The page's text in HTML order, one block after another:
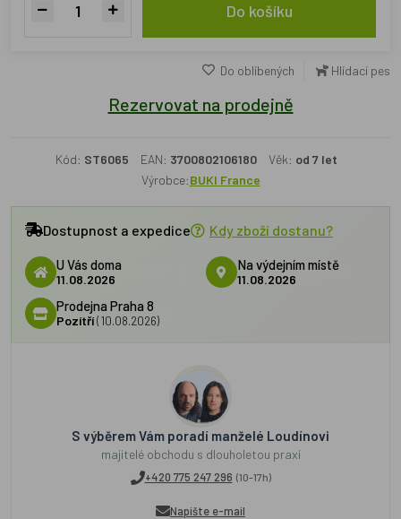
Do košíku
Do oblíbených Hlídací pes
Rezervovat na prodejně
Kód: ST6065 EAN: 3700802106180 Věk: od 7 let
Výrobce:BUKI France
Dostupnost a expedice Kdy zboží dostanu?
U Vás doma
11.08.2026
Na výdejním místě
11.08.2026
Prodejna Praha 8
Pozítří(10.08.2026)
S výběrem Vám poradí manželé Loudínovi
majitelé obchodu s dlouholetou praxí
+420 775 247 296 (10-17h)
Napište e-mail